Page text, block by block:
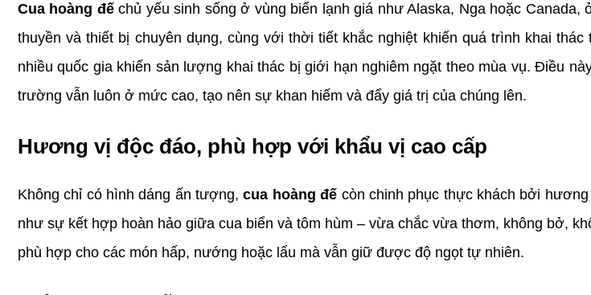
Cua hoàng đế chủ yếu sinh sống ở vùng biển lạnh giá như Alaska, Nga hoặc
thuyền và thiết bị chuyên dụng, cùng với thời tiết khắc nghiệt khiến quá trình khai
nhiều quốc gia khiến sản lượng khai thác bị giới hạn nghiêm ngặt theo mùa vụ. Điều
trường vẫn luôn ở mức cao, tạo nên sự khan hiếm và đẩy giá trị của chúng lên.
Hương vị độc đáo, phù hợp với khẩu vị cao cấp
Không chỉ có hình dáng ấn tượng, cua hoàng đế còn chinh phục thực khách bởi
như sự kết hợp hoàn hảo giữa cua biển và tôm hùm – vừa chắc vừa thơm, không bở,
phù hợp cho các món hấp, nướng hoặc lẩu mà vẫn giữ được độ ngọt tự nhiên.